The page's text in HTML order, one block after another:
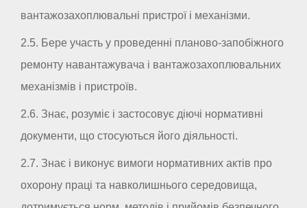
вантажозахоплювальні пристрої і механізми.
2.5. Бере участь у проведенні планово-запобіжного
ремонту навантажувача і вантажозахоплювальних
механізмів і пристроїв.
2.6. Знає, розуміє і застосовує діючі нормативні
документи, що стосуються його діяльності.
2.7. Знає і виконує вимоги нормативних актів про
охорону праці та навколишнього середовища,